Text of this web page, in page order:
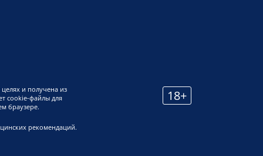
и получена из
cookie-файлы для
браузере.
рекомендаций.
18+